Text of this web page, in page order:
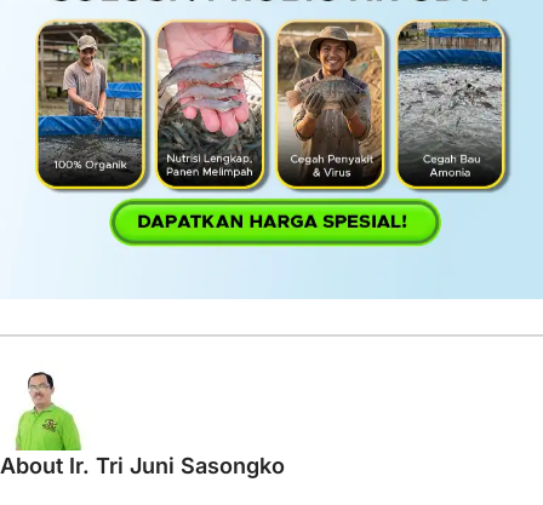
About Ir. Tri Juni Sasongko